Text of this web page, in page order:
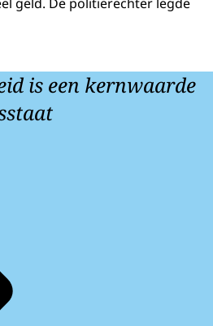
is een kernwaarde